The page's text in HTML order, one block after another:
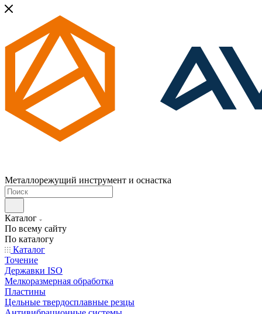
Металлорежущий инструмент и оснастка
Каталог
По всему сайту
По каталогу
Каталог
Точение
Державки ISO
Мелкоразмерная обработка
Пластины
Цельные твердосплавные резцы